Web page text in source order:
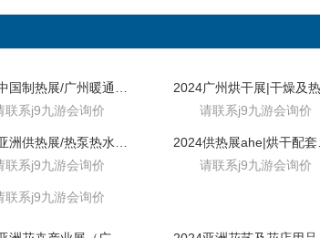
联系j9九游会询价
请联系j9九游会询价
联系j9九游会询价
请联系j9九游会询价
联系j9九游会询价